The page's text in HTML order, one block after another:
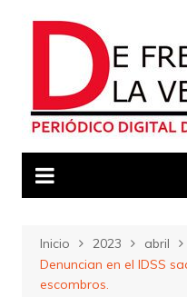
Inicio 2023 abril
Denuncian en el IDSS
escombros.